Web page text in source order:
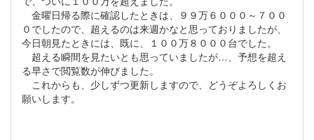
金曜日帰る際に確認したときは、９９万６０００～７００
０でしたので、超えるのは来週かなと思っておりましたが、
今日朝見たときには、既に、１００万８０００台でした。
超える瞬間を見たいとも思っていましたが…、予想を超え
る早さで閲覧数が伸びました。
これからも、少しずつ更新しますので、どうぞよろしくお
願いします。